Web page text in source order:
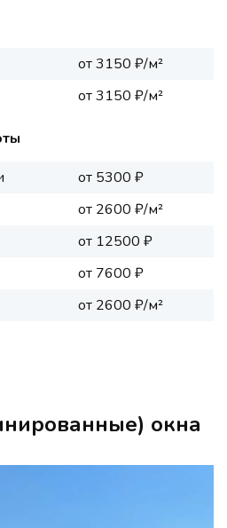
от 3150 ₽/м²
от 3150 ₽/м²
от 5300 ₽
от 2600 ₽/м²
от 12500 ₽
от 7600 ₽
от 2600 ₽/м²
окна